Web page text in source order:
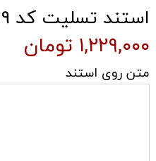
استند تسلیت کد 109
۱,۲۲۹,۰۰۰ تومان
متن روی استند